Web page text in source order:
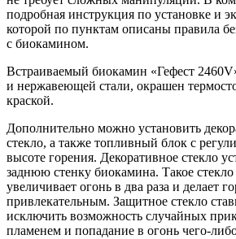
подробная инструкция по установке и
которой по пунктам описаны правила
с биокамином.
Встраиваемый биокамин «Гефест
и нержавеющей стали, окрашен
краской.
Дополнительно можно установить
стекло, а также топливный блок с
высоте горения. Декоративное стекло
заднюю стенку биокамина. Такое стекло
увеличивает огонь в два раза и делает
привлекательным. Защитное стекло
исключить возможность случайных
пламенем и попадание в огонь чего-